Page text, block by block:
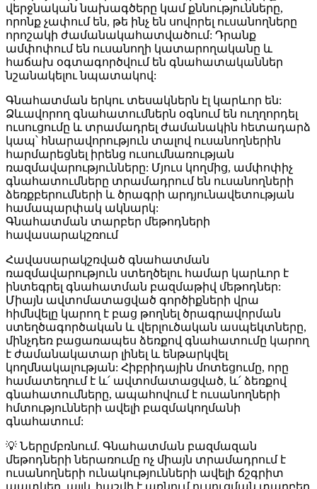
վերջնական նախագծերը կամ քննությունները,
որոնք չափում են, թե ինչ են սովորել ուսանողները
որոշակի ժամանակահատվածում: Դրանք
ամփոփում են ուսանողի կատարողականը և
հաճախ օգտագործվում են գնահատականներ
նշանակելու նպատակով:
Գնահատման երկու տեսակներն էլ կարևոր են:
Ձևավորող գնահատումներն օգնում են ուղղորդել
ուսուցումը և տրամադրել ժամանակին հետադարձ
կապ՝ հնարավորություն տալով ուսանողներին
հարմարեցնել իրենց ուսումնառության
ռազմավարությունները: Մյուս կողմից, ամփոփիչ
գնահատումները տրամադրում են ուսանողների
ձեռքբերումների և ծրագրի արդյունավետության
համապարփակ ակնարկ:
Գնահատման տարբեր մեթոդների
հավասարակշռում
Հավասարակշռված գնահատման
ռազմավարություն ստեղծելու համար կարևոր է
ինտեգրել գնահատման բազմաթիվ մեթոդներ:
Միայն ավտոմատացված գործիքների վրա
հիմնվելը կարող է բաց թողնել ծրագրավորման
ստեղծագործական և վերլուծական ասպեկտները,
մինչդեռ բացառապես ձեռքով գնահատումը կարող
է ժամանակատար լինել և ենթարկվել
կողմնակալության: Հիբրիդային մոտեցումը, որը
համատեղում է և՛ ավտոմատացված, և՛ ձեռքով
գնահատումները, ապահովում է ուսանողների
հմտությունների ավելի բազմակողմանի
գնահատում:
💡 Ներըմբռնում. Գնահատման բազմազան
մեթոդների ներառումը ոչ միայն տրամադրում է
ուսանողների ունակությունների ավելի ճշգրիտ
պատկեր, այլև հաշվի է առնում ուսուցման տարբեր